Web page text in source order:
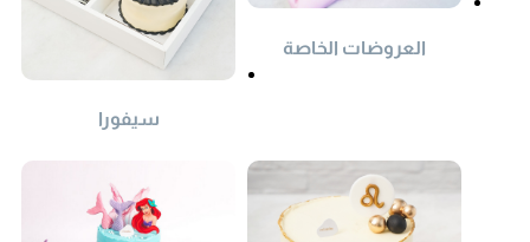
العروضات الخاصة
سيفورا